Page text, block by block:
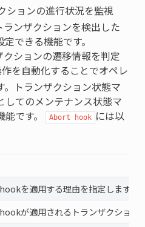
ションの進行状況を監視
ンザクションを検出した
できる機能です。
ションの遷移情報を判定
を自動化することでオペレ
トランザクション状態マ
してのメンテナンス状態マ
です。
Abort hook には以
を適用する理由を指定します。
が適用されるトランザクション